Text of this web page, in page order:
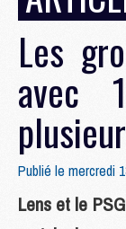
Les
avec
Publié le mercredi
Lens et le